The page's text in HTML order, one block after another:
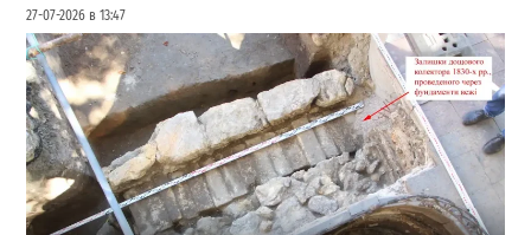
27-07-2026 в 13:47
Шезлонги, бунгало и VIP-зоны: сколько придется
заплатить за отдых в Аркадии
3
21-07-2026 в 19:23
ВИБОР РЕДАКЦИИ